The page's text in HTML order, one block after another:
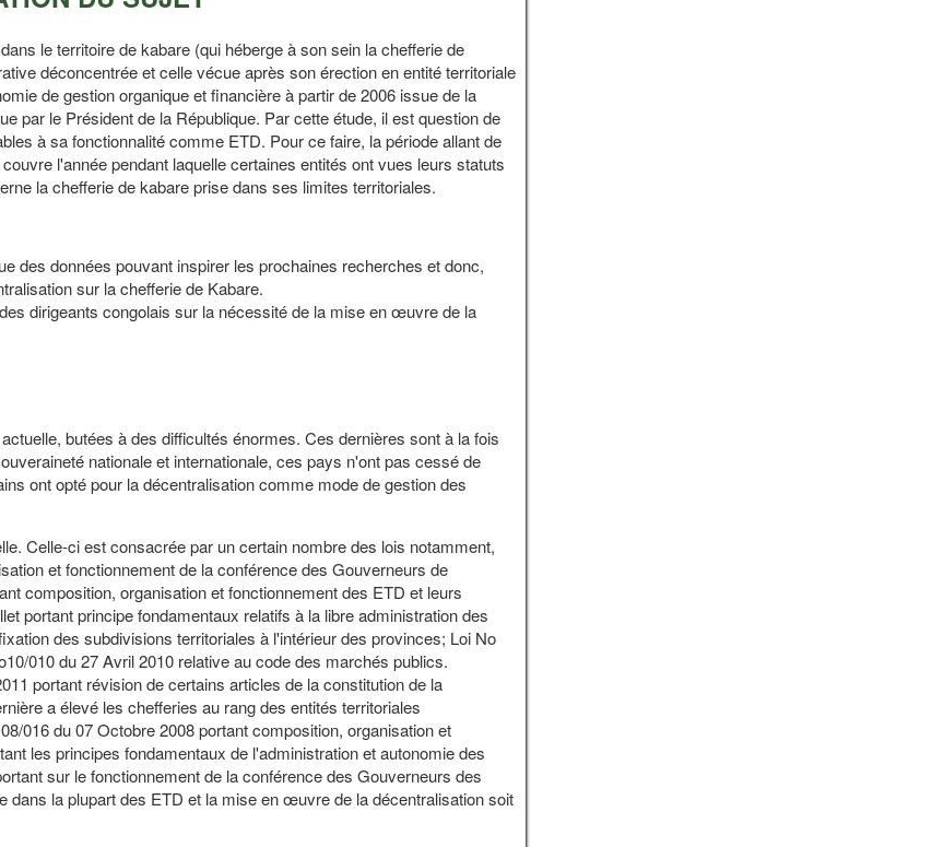
le territoire de kabare (qui héberge à son sein la chefferie de
déconcentrée et celle vécue après son érection en entité territoriale
de gestion organique et financière à partir de 2006 issue de la
par le Président de la République. Par cette étude, il est question de
à sa fonctionnalité comme ETD. Pour ce faire, la période allant de
l'année pendant laquelle certaines entités ont vues leurs statuts
la chefferie de kabare prise dans ses limites territoriales.
des données pouvant inspirer les prochaines recherches et donc,
sur la chefferie de Kabare.
dirigeants congolais sur la nécessité de la mise en œuvre de la
butées à des difficultés énormes. Ces dernières sont à la fois
nationale et internationale, ces pays n'ont pas cessé de
ont opté pour la décentralisation comme mode de gestion des
Celle-ci est consacrée par un certain nombre des lois notamment,
et fonctionnement de la conférence des Gouverneurs de
composition, organisation et fonctionnement des ETD et leurs
portant principe fondamentaux relatifs à la libre administration des
des subdivisions territoriales à l'intérieur des provinces; Loi No
010 du 27 Avril 2010 relative au code des marchés publics.
portant révision de certains articles de la constitution de la
a élevé les chefferies au rang des entités territoriales
016 du 07 Octobre 2008 portant composition, organisation et
les principes fondamentaux de l'administration et autonomie des
sur le fonctionnement de la conférence des Gouverneurs des
dans la plupart des ETD et la mise en œuvre de la décentralisation soit